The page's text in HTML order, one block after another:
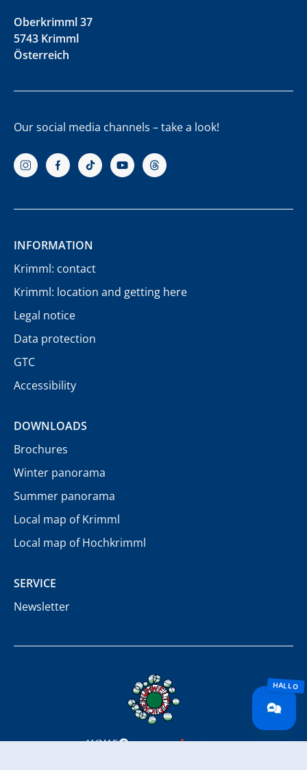
Oberkrimml 37
5743 Krimml
Österreich
Our social media channels – take a look!
INFORMATION
Krimml: contact
Krimml: location and getting here
Legal notice
Data protection
GTC
Accessibility
DOWNLOADS
Brochures
Winter panorama
Summer panorama
Local map of Krimml
Local map of Hochkrimml
SERVICE
Newsletter